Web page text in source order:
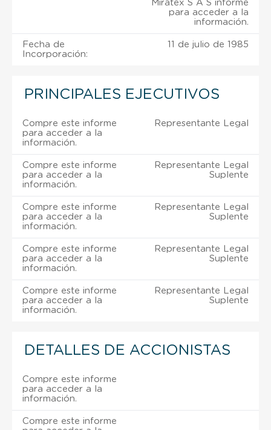
Miratex S A S informe
para acceder a la
información.
Fecha de
Incorporación:
11 de julio de 1985
PRINCIPALES EJECUTIVOS
Compre este informe
para acceder a la
información.
Representante Legal
Compre este informe
para acceder a la
información.
Representante Legal
Suplente
Compre este informe
para acceder a la
información.
Representante Legal
Suplente
Compre este informe
para acceder a la
información.
Representante Legal
Suplente
Compre este informe
para acceder a la
información.
Representante Legal
Suplente
DETALLES DE ACCIONISTAS
Compre este informe
para acceder a la
información.
Compre este informe